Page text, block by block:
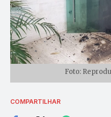
Foto:
COMPARTILHAR